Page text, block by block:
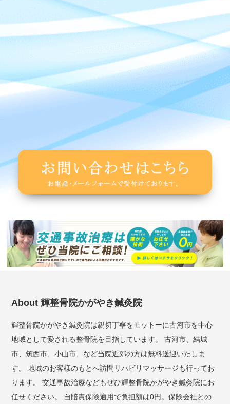
About 輝整骨院かがやき鍼灸院
輝整骨院かがやき鍼灸院は親切丁寧をモットーに古河市を中心
地域として愛される整骨院を目指しています。 古河市、結城
市、筑西市、小山市、など当院近郊の方は無料送迎いたしま
す。 地域のお客様のもとへ訪問リハビリマッサージも行ってお
ります。 交通事故治療などもぜひ輝整骨院かがやき鍼灸院にお
任せください。 自賠責保険適用で負担額は0円。保険会社との